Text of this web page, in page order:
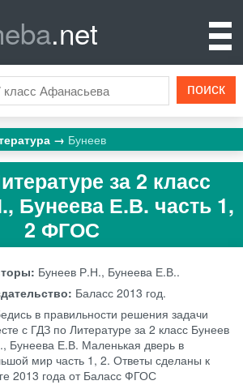
.net
Бунеев
за 2 класс
Бунеева Е.В. часть 1,
2 ФГОС
Бунеев Р.Н., Бунеева Е.В..
Баласс 2013 год.
в правильности решения задачи
с ГДЗ по Литературе за 2 класс Бунеев
Бунеева Е.В. Маленькая дверь в
мир часть 1, 2. Ответы сделаны к
2013 года от Баласс ФГОС